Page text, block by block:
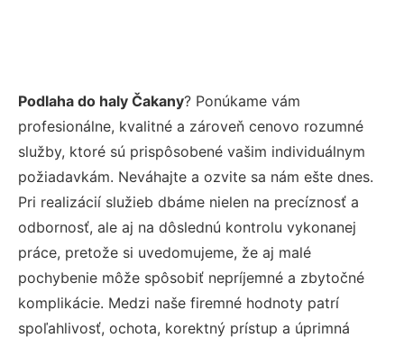
Podlaha do haly Čakany? Ponúkame vám
profesionálne, kvalitné a zároveň cenovo rozumné
služby, ktoré sú prispôsobené vašim individuálnym
požiadavkám. Neváhajte a ozvite sa nám ešte dnes.
Pri realizácií služieb dbáme nielen na precíznosť a
odbornosť, ale aj na dôslednú kontrolu vykonanej
práce, pretože si uvedomujeme, že aj malé
pochybenie môže spôsobiť nepríjemné a zbytočné
komplikácie. Medzi naše firemné hodnoty patrí
spoľahlivosť, ochota, korektný prístup a úprimná